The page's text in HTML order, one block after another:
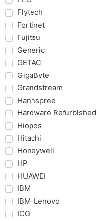
Flytech
Fortinet
Fujitsu
Generic
GETAC
GigaByte
Grandstream
Hannspree
Hardware Refurbished
Hiopos
Hitachi
Honeywell
HP
HUAWEI
IBM
IBM-Lenovo
ICG